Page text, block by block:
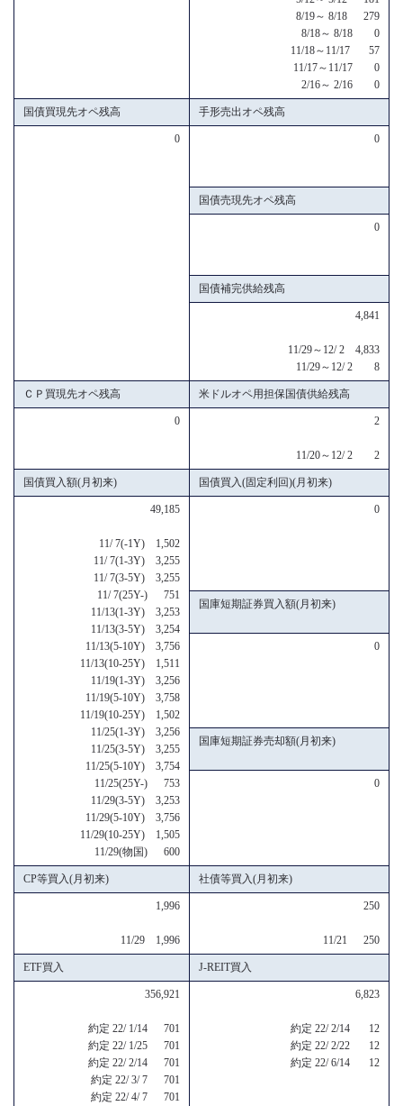
8/19～ 8/18 279
8/18～ 8/18 0
11/18～11/17 57
11/17～11/17 0
2/16～ 2/16 0
国債買現先オペ残高 手形売出オペ残高
0 0
国債売現先オペ残高
0
国債補完供給残高
4,841
11/29～12/ 2 4,833
11/29～12/ 2 8
ＣＰ買現先オペ残高 米ドルオペ用担保国債供給残高
0 2
11/20～12/ 2 2
国債買入額(月初来) 国債買入(固定利回)(月初来)
49,185
11/ 7(-1Y) 1,502
11/ 7(1-3Y) 3,255
11/ 7(3-5Y) 3,255
11/ 7(25Y-) 751
11/13(1-3Y) 3,253
11/13(3-5Y) 3,254
11/13(5-10Y) 3,756
11/13(10-25Y) 1,511
11/19(1-3Y) 3,256
11/19(5-10Y) 3,758
11/19(10-25Y) 1,502
11/25(1-3Y) 3,256
11/25(3-5Y) 3,255
11/25(5-10Y) 3,754
11/25(25Y-) 753
11/29(3-5Y) 3,253
11/29(5-10Y) 3,756
11/29(10-25Y) 1,505
11/29(物国) 600
0
国庫短期証券買入額(月初来)
0
国庫短期証券売却額(月初来)
0
CP等買入(月初来) 社債等買入(月初来)
1,996
11/29 1,996
250
11/21 250
ETF買入 J-REIT買入
356,921
約定 22/ 1/14 701
約定 22/ 1/25 701
約定 22/ 2/14 701
約定 22/ 3/ 7 701
約定 22/ 4/ 7 701
6,823
約定 22/ 2/14 12
約定 22/ 2/22 12
約定 22/ 6/14 12